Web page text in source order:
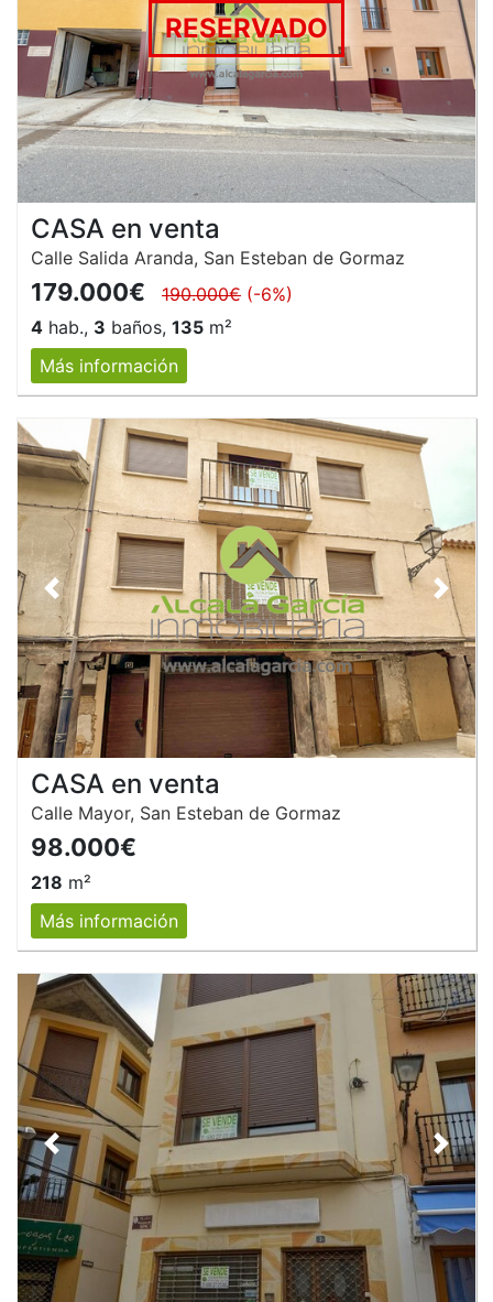
RESERVADO
CASA en venta
Calle Salida Aranda, San Esteban de Gormaz
179.000€ 190.000€ (-6%)
4 hab., 3 baños, 135 m²
Más información
Anterior
CASA en venta
Calle Mayor, San Esteban de Gormaz
98.000€
218 m²
Más información
Anterior